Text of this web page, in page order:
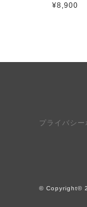
¥8,900
プライバシー
© Copyright©